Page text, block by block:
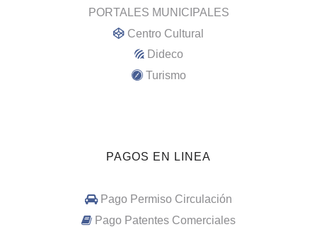
PORTALES MUNICIPALES
Centro Cultural
Dideco
Turismo
PAGOS EN LINEA
Pago Permiso Circulación
Pago Patentes Comerciales